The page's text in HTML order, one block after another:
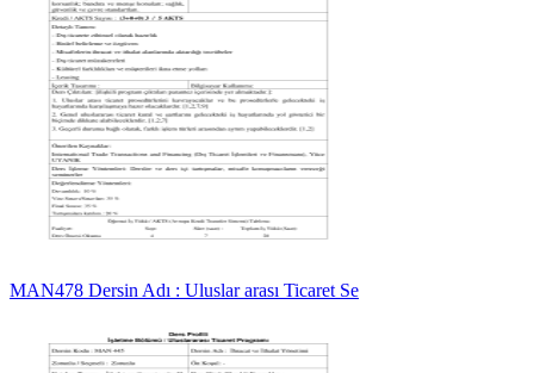
MAN478 Dersin Adı : Uluslar arası Ticaret Se